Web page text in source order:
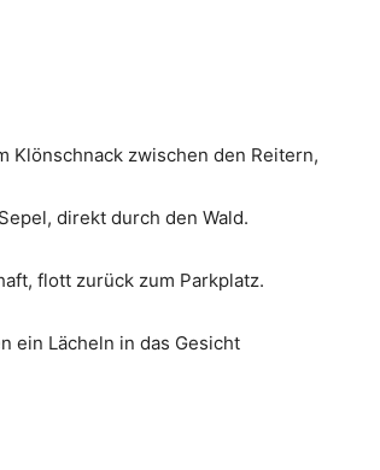
Klönschnack zwischen den Reitern,
direkt durch den Wald.
flott zurück zum Parkplatz.
ein Lächeln in das Gesicht